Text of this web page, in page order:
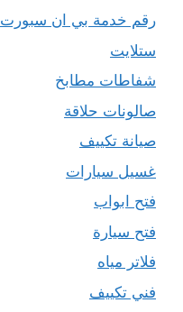
رقم خدمة بي ان سبورت
ستلايت
شفاطات مطابخ
صالونات حلاقة
صيانة تكييف
غسيل سيارات
فتح ابواب
فتح سيارة
فلاتر مياه
فني تكييف